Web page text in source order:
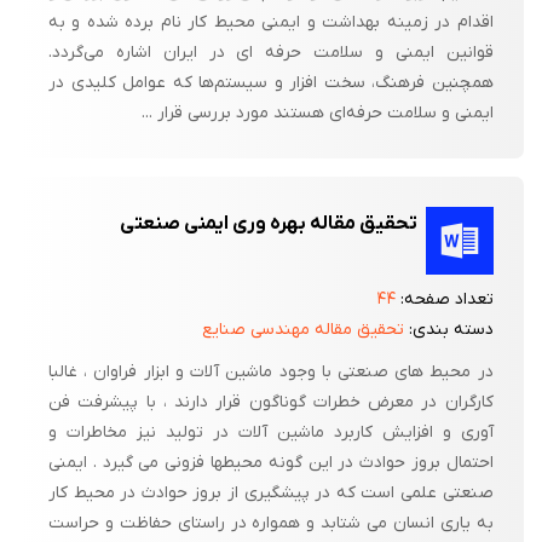
اقدام در زمینه بهداشت و ایمنی محیط کار نام برده شده و به
قوانین ایمنی و سلامت حرفه‌ ای در ایران اشاره می‌گردد.
همچنین فرهنگ، سخت افزار و سیستم‌ها که عوامل کلیدی در
ایمنی و سلامت حرفه‌ای هستند مورد بررسی قرار ...
تحقیق مقاله بهره وری ایمنی صنعتی
تعداد صفحه:۴۴
دسته بندی: تحقیق مقاله مهندسی صنایع
در محیط های صنعتی با وجود ماشین آلات و ابزار فراوان ، غالبا
کارگران در معرض خطرات گوناگون قرار دارند ، با پیشرفت فن
آوری و افزایش کاربرد ماشین آلات در تولید نیز مخاطرات و
احتمال بروز حوادث در این گونه محیطها فزونی می گیرد . ایمنی
صنعتی علمی است که در پیشگیری از بروز حوادث در محیط کار
به یاری انسان می شتابد و همواره در راستای حفاظت و حراست